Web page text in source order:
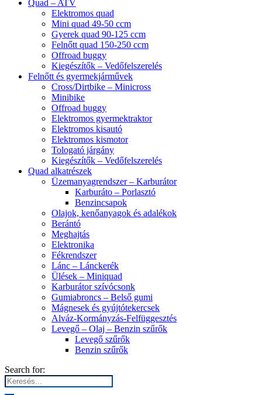
Quad – ATV
Elektromos quad
Mini quad 49-50 ccm
Gyerek quad 90-125 ccm
Felnőtt quad 150-250 ccm
Offroad buggy
Kiegészítők – Vedőfelszerelés
Felnőtt és gyermekjárművek
Cross/Dirtbike – Minicross
Minibike
Offroad buggy
Elektromos gyermektraktor
Elektromos kisautó
Elektromos kismotor
Tologató járgány
Kiegészítők – Vedőfelszerelés
Quad alkatrészek
Üzemanyagrendszer – Karburátor
Karburáto – Porlasztó
Benzincsapok
Olajok, kenőanyagok és adalékok
Berántó
Meghajtás
Elektronika
Fékrendszer
Lánc – Lánckerék
Ülések – Miniquad
Karburátor szívócsonk
Gumiabroncs – Belső gumi
Mágnesek és gyújtótekercsek
Alváz-Kormányzás-Felfüggesztés
Levegő – Olaj – Benzin szűrők
Levegő szűrők
Benzin szűrők
Search for: